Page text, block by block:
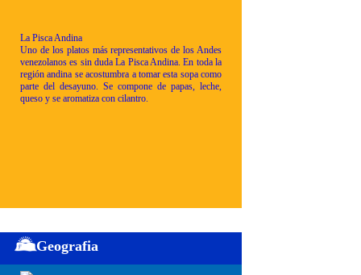
La Pisca Andina
Uno de los platos más representativos de los Andes
venezolanos es sin duda La Pisca Andina. En toda la
región andina se acostumbra a tomar esta sopa como
parte del desayuno. Se compone de papas, leche,
queso y se aromatiza con cilantro.
Geografia